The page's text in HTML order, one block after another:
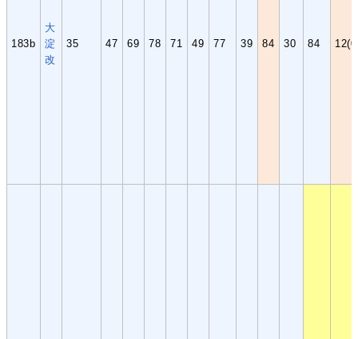
183b
大
淀
改
35 47 69 78 71 49 77 39 84 30 84